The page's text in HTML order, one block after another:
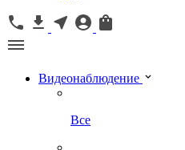
Видеонаблюдение
Все